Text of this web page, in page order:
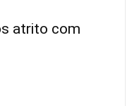
atrito com